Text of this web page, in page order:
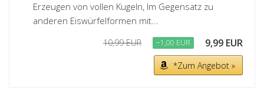
Erzeugen von vollen Kugeln, Im Gegensatz zu
anderen Eiswürfelformen mit...
10,99 EUR −1,00 EUR 9,99 EUR
*Zum Angebot »